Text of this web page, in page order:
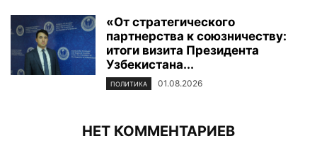
«От стратегического
партнерства к союзничеству:
итоги визита Президента
Узбекистана...
ПОЛИТИКА 01.08.2026
НЕТ КОММЕНТАРИЕВ